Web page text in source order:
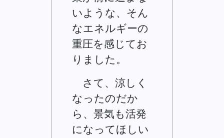
いような、そん
なエネルギーの
重圧を感じてお
りました。
さて、涼しく
なったのだか
ら、景気も活発
になってほしい